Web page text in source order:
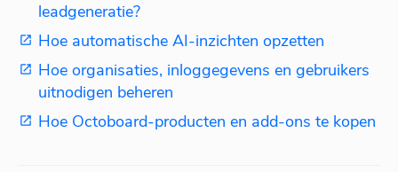
leadgeneratie?
Hoe automatische AI-inzichten opzetten
Hoe organisaties, inloggegevens en gebruikers
uitnodigen beheren
Hoe Octoboard-producten en add-ons te kopen